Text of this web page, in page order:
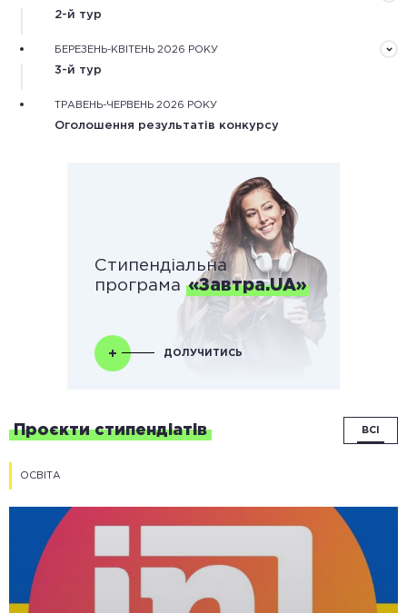
обґрунтування дослідження.
2-й тур
конкурсантів.
БЕРЕЗЕНЬ-КВІТЕНЬ 2026 РОКУ
3-й тур
ТРАВЕНЬ-ЧЕРВЕНЬ 2026 РОКУ
Оголошення результатів конкурсу
Стипендіальна
програма «Завтра.UA»
ДОЛУЧИТИСЬ
Проєкти стипендіатів ВСІ
ОСВІТА